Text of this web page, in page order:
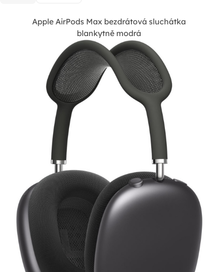
Apple AirPods Max bezdrátová sluchátka
blankytně modrá